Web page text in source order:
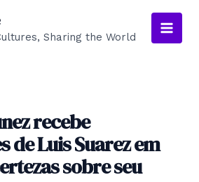
Sharing the World
Main
recebe
de Luis Suarez em
sobre seu